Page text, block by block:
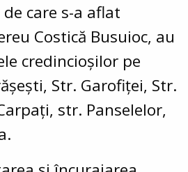
care s-a aflat
Costică Busuioc, au
credincioșilor pe
Str. Garofiței, Str.
str. Panselelor,